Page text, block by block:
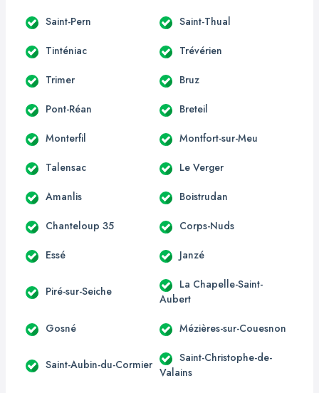
Saint-Pern Saint-Thual
Tinténiac Trévérien
Trimer Bruz
Pont-Réan Breteil
Monterfil Montfort-sur-Meu
Talensac Le Verger
Amanlis Boistrudan
Chanteloup 35 Corps-Nuds
Essé Janzé
Piré-sur-Seiche
La Chapelle-Saint-
Aubert
Gosné Mézières-sur-Couesnon
Saint-Aubin-du-Cormier
Saint-Christophe-de-
Valains